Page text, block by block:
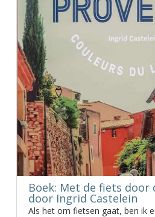
Boek: Met de fiets door
door Ingrid Castelein
Als het om fietsen gaat, ben ik